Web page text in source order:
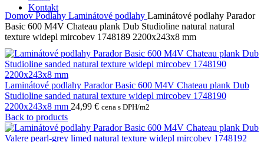
Kontakt
Domov Podlahy Laminátové podlahy Laminátové podlahy Parador
Basic 600 M4V Chateau plank Dub Studioline natural natural
texture widepl mircobev 1748189 2200x243x8 mm
Laminátové podlahy Parador Basic 600 M4V Chateau plank Dub
Studioline sanded natural texture widepl mircobev 1748190
2200x243x8 mm 24,99 € cena s DPH/m2
Back to products